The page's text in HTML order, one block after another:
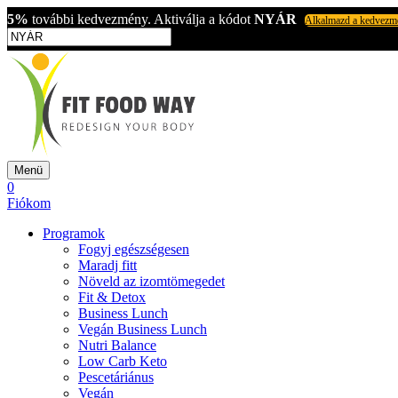
5% további kedvezmény. Aktiválja a kódot NYÁR Alkalmazd a
Menü
0
Fiókom
Programok
Fogyj egészségesen
Maradj fitt
Növeld az izomtömegedet
Fit & Detox
Business Lunch
Vegán Business Lunch
Nutri Balance
Low Carb Keto
Pescetáriánus
Vegán